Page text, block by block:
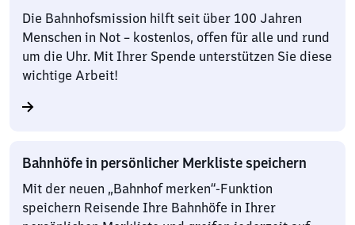
Die Bahnhofsmission hilft seit über 100 Jahren
Menschen in Not – kostenlos, offen für alle und rund
um die Uhr. Mit Ihrer Spende unterstützen Sie diese
wichtige Arbeit!
Bahnhöfe in persönlicher Merkliste speichern
Mit der neuen „Bahnhof merken“-Funktion
speichern Reisende Ihre Bahnhöfe in Ihrer